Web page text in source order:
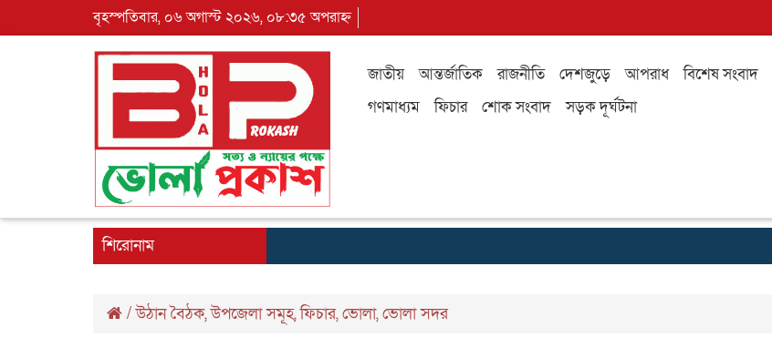
বৃহস্পতিবার, ০৬ অগাস্ট ২০২৬, ০৮:৩৫ অপরাহ্ন
জাতীয় আন্তর্জাতিক রাজনীতি দেশজুড়ে আপরাধ বিশেষ সংবাদ
গণমাধ্যম
ফিচার শোক সংবাদ সড়ক দূর্ঘটনা
শিরোনাম
/উঠান বৈঠক,উপজেলা সমূহ,ফিচার,ভোলা,ভোলা সদর